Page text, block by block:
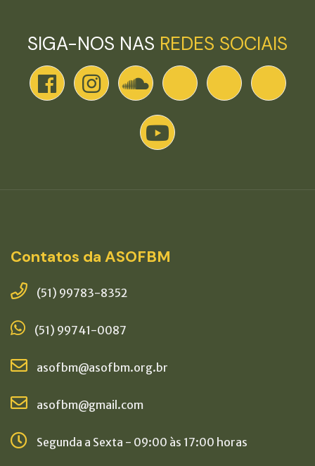
SIGA-NOS NAS REDES SOCIAIS
Contatos da ASOFBM
(51) 99783-8352
(51) 99741-0087
asofbm@asofbm.org.br
asofbm@gmail.com
Segunda a Sexta - 09:00 às 17:00 horas